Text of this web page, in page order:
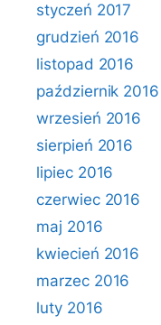
styczeń 2017
grudzień 2016
listopad 2016
październik 2016
wrzesień 2016
sierpień 2016
lipiec 2016
czerwiec 2016
maj 2016
kwiecień 2016
marzec 2016
luty 2016